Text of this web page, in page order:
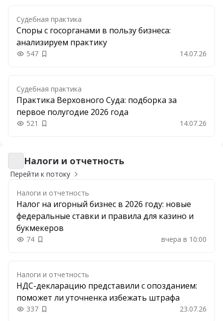
Судебная практика
Споры с госорганами в пользу бизнеса:
анализируем практику
547 Добавить в закладки 14.07.26
Судебная практика
Практика Верховного Суда: подборка за
первое полугодие 2026 года
521 Добавить в закладки 14.07.26
Налоги и отчетность
Налоги и отчетность
Перейти к потоку
Налоги и отчетность
Налог на игорный бизнес в 2026 году: новые
федеральные ставки и правила для казино и
букмекеров
74 Добавить в закладки вчера в 10:00
Налоги и отчетность
НДС-декларацию представили с опозданием:
поможет ли уточненка избежать штрафа
337 Добавить в закладки 23.07.26